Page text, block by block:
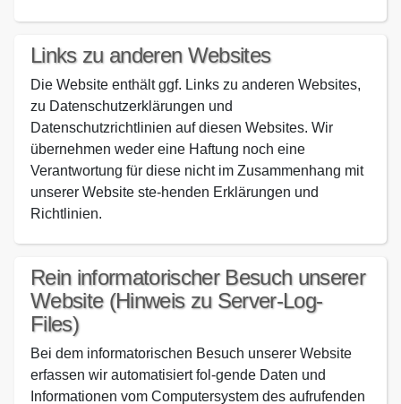
Links zu anderen Websites
Die Website enthält ggf. Links zu anderen Websites,
zu Datenschutzerklärungen und
Datenschutzrichtlinien auf diesen Websites. Wir
übernehmen weder eine Haftung noch eine
Verantwortung für diese nicht im Zusammenhang mit
unserer Website ste-henden Erklärungen und
Richtlinien.
Rein informatorischer Besuch unserer
Website (Hinweis zu Server-Log-
Files)
Bei dem informatorischen Besuch unserer Website
erfassen wir automatisiert fol-gende Daten und
Informationen vom Computersystem des aufrufenden